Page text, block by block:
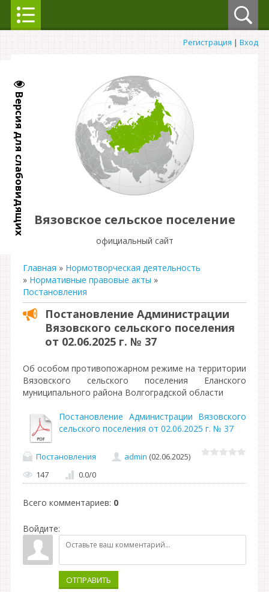
Версия для слабовидящих
Регистрация | Вход
Вязовское сельское поселение
официальный сайт
Главная » Нормотворческая деятельность
» Нормативные правовые акты »
Постановления
Постановление Администрации
Вязовского сельского поселения
от 02.06.2025 г. № 37
Об особом противопожарном режиме на территории
Вязовского сельского поселения Еланского
муниципального района Волгоградской области
Постановление Администрации Вязовского
сельского поселения от 02.06.2025 г. № 37
Постановления admin (02.06.2025)
147
0.0/0
Всего комментариев: 0
Войдите:
ОТПРАВИТЬ